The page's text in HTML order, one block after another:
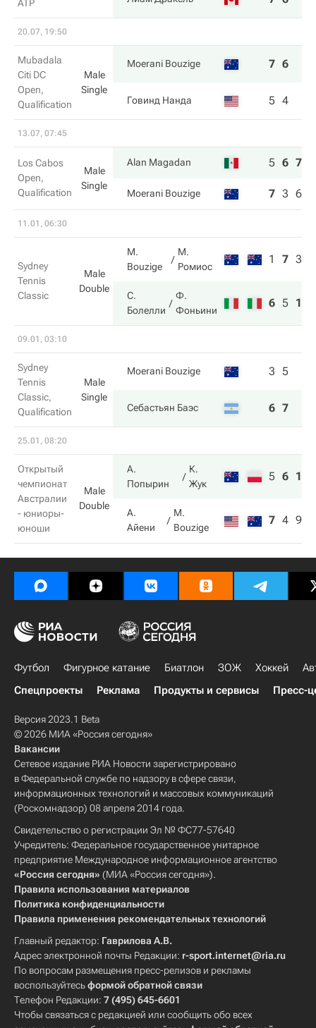
ATP
20.07, 19:50
Mubadala
Citi DC
Open,
Qualification
Male
Single
Moerani Bouzige 7 6
Говинд Нанда 5 4
13.07, 07:45
Los Cabos
Open,
Qualification
Male
Single
Alan Magadan 5 6 7
Moerani Bouzige 7 3 6
11.01, 06:30
Sydney
Tennis
Classic
Male
Double
M.
Bouzige
М.
Ромиос
1 7 3
С.
Болелли
Ф.
Фоньини
6 5 10
09.01, 03:10
Sydney
Tennis
Classic,
Qualification
Male
Single
Moerani Bouzige 3 5
Себастьян Баэс 6 7
25.01, 08:20
Открытый
чемпионат
Австралии
- юниоры-
юноши
Male
Double
А.
Попырин
К.
Жук
5 6 11
А.
Айени
M.
Bouzige
7 4 9
Футбол Фигурное катание Биатлон ЗОЖ Хоккей
Спецпроекты
Реклама Продукты и сервисы Пресс-
Версия 2023.1 Beta
© 2026 МИА «Россия сегодня»
Вакансии
Сетевое издание РИА Новости зарегистрировано
в Федеральной службе по надзору в сфере связи,
информационных технологий и массовых коммуникаций
(Роскомнадзор) 08 апреля 2014 года.
Свидетельство о регистрации Эл № ФС77-57640
Учредитель: Федеральное государственное унитарное
предприятие Международное информационное агентство
«Россия сегодня» (МИА «Россия сегодня»).
Правила использования материалов
Политика конфиденциальности
Правила применения рекомендательных технологий
Главный редактор: Гаврилова А.В.
Адрес электронной почты Редакции: r-sport.internet@ria.ru
По вопросам размещения пресс-релизов и рекламы
воспользуйтесьформой обратной связи
Телефон Редакции: 7 (495) 645-6601
Чтобы связаться с редакцией или сообщить обо всех